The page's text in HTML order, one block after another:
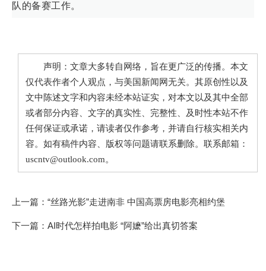
队的备赛工作。
声明：文章大多转自网络，旨在更广泛的传播。本文
仅代表作者个人观点，与美国新闻网无关。其原创性以及
文中陈述文字和内容未经本站证实，对本文以及其中全部
或者部分内容、文字的真实性、完整性、及时性本站不作
任何保证或承诺，请读者仅作参考，并请自行核实相关内
容。如有稿件内容、版权等问题请联系删除。联系邮箱：
uscntv@outlook.com。
上一篇： “丝路光影”走进南非 中国高票房电影亮相约堡
下一篇： AI时代怎样拍电影 “阿嬷”给出真切答案